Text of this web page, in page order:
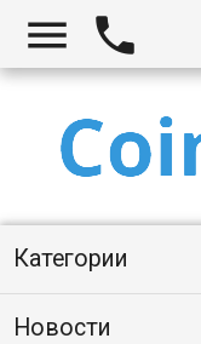
 
Категории
Новости